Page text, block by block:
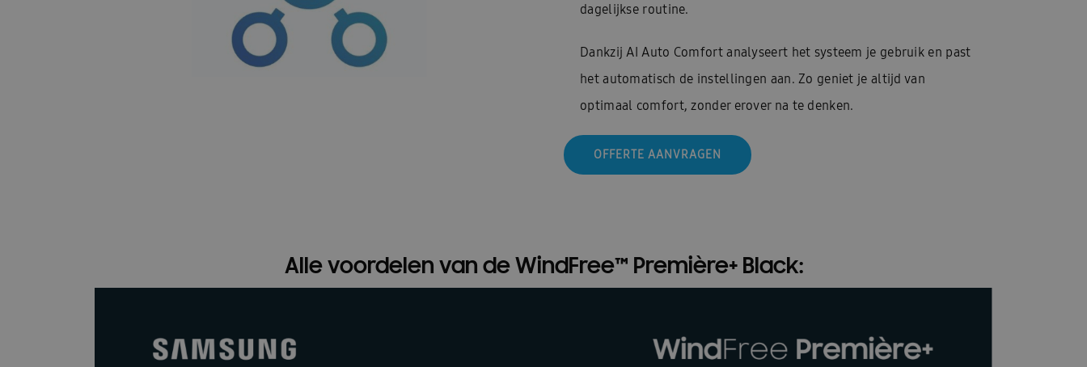
dagelijkse routine.
Dankzij AI Auto Comfort analyseert het systeem je gebruik en past
het automatisch de instellingen aan. Zo geniet je altijd van
optimaal comfort, zonder erover na te denken.
OFFERTE AANVRAGEN
Alle voordelen van de WindFree™ Première+ Black: